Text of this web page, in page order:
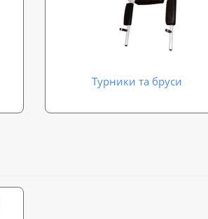
Турники та бруси